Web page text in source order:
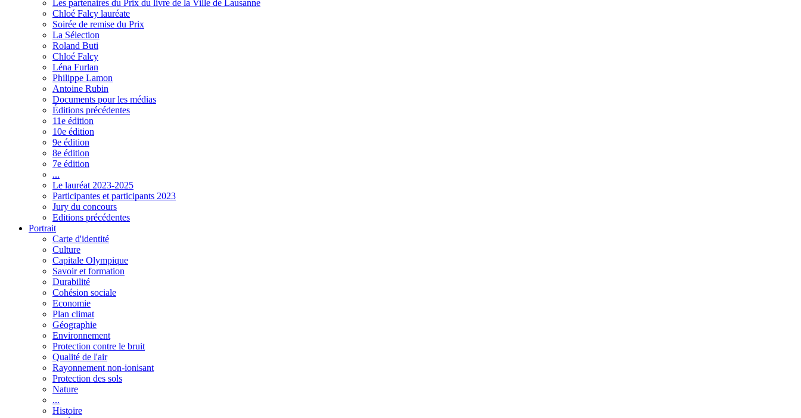
Les partenaires du Prix du livre de la Ville de Lausanne
Chloé Falcy lauréate
Soirée de remise du Prix
La Sélection
Roland Buti
Chloé Falcy
Léna Furlan
Philippe Lamon
Antoine Rubin
Documents pour les médias
Éditions précédentes
11e édition
10e édition
9e édition
8e édition
7e édition
...
Le lauréat 2023-2025
Participantes et participants 2023
Jury du concours
Editions précédentes
Portrait
Carte d'identité
Culture
Capitale Olympique
Savoir et formation
Durabilité
Cohésion sociale
Economie
Plan climat
Géographie
Environnement
Protection contre le bruit
Qualité de l'air
Rayonnement non-ionisant
Protection des sols
Nature
...
Histoire